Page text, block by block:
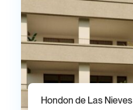
Hondon de Las Nieves